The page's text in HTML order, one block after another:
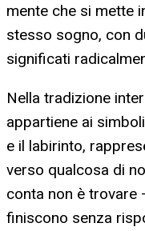
mente che si mette
stesso sogno, con
significati
Nella tradizione
appartiene ai
e il labirinto,
verso qualcosa di
conta non è
finiscono senza